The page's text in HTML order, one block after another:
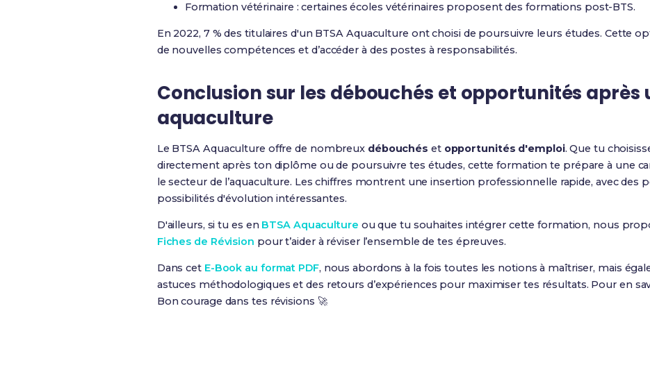
Formation vétérinaire : certaines écoles vétérinaires proposent des formations post-BTS.
En 2022, 7 % des titulaires d'un BTSA Aquaculture ont choisi de poursuivre leurs études. Cette
de nouvelles compétences et d’accéder à des postes à responsabilités.
Conclusion sur les débouchés et opportunités après
aquaculture
Le BTSA Aquaculture offre de nombreux débouchés et opportunités d'emploi. Que tu
directement après ton diplôme ou de poursuivre tes études, cette formation te prépare à une
le secteur de l’aquaculture. Les chiffres montrent une insertion professionnelle rapide, avec des
possibilités d'évolution intéressantes.
D'ailleurs, si tu es en BTSA Aquaculture ou que tu souhaites intégrer cette formation, nous
Fiches de Révision pour t’aider à réviser l’ensemble de tes épreuves.
Dans cet E-Book au format PDF, nous abordons à la fois toutes les notions à maîtriser, mais
astuces méthodologiques et des retours d’expériences pour maximiser tes résultats. Pour en
Bon courage dans tes révisions 🚀